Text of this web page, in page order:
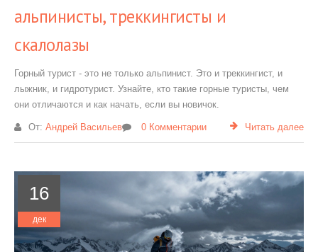
альпинисты, треккингисты и
скалолазы
Горный турист - это не только альпинист. Это и треккингист, и
лыжник, и гидротурист. Узнайте, кто такие горные туристы, чем
они отличаются и как начать, если вы новичок.
От: Андрей Васильев 0 Комментарии Читать далее
16
дек